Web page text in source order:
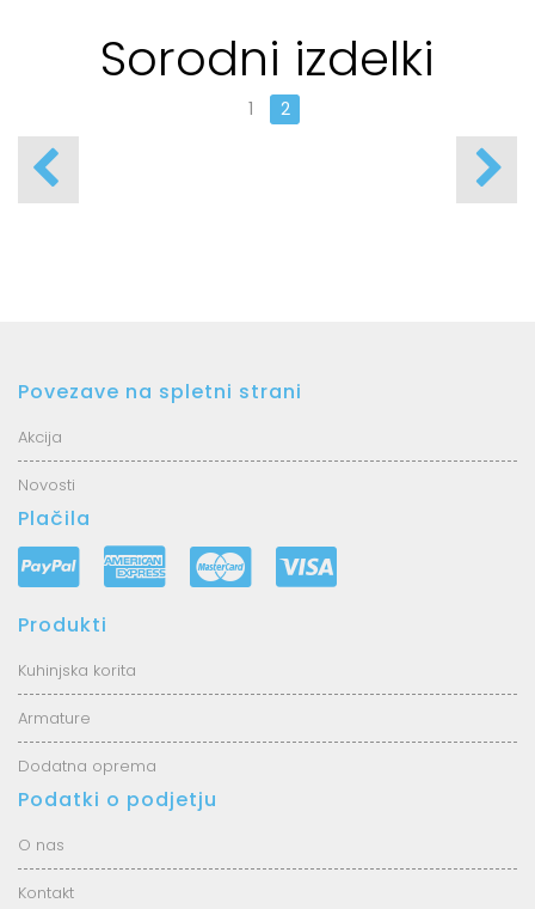
Sorodni izdelki
1 2
Povezave na spletni strani
Akcija
Novosti
Plačila
Produkti
Kuhinjska korita
Armature
Dodatna oprema
Podatki o podjetju
O nas
Kontakt